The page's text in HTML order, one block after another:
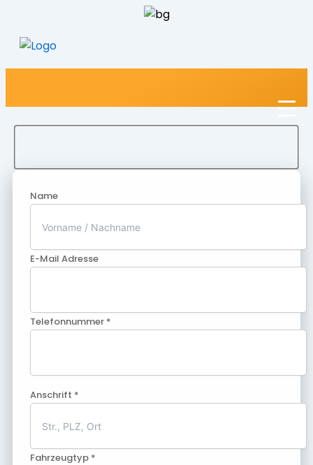
Name
E-Mail Adresse
Telefonnummer *
Anschrift *
Fahrzeugtyp *